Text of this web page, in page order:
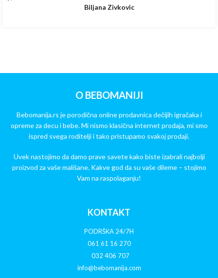
Biljana Zivkovic
O BEBOMANIJI
Bebomanija.rs je porodična online prodavnica dečijih igračaka i
opreme za decu i bebe. Mi nismo klasična internet prodaja, mi smo
ispred svega roditelji i tako pristupamo svakoj prodaji.
Uvek nastojimo da damo prave savete kako biste izabrali najbolji
proizvod za vaše mališane. Kakve god da su vaše dileme – stojimo
Vam na raspolaganju!
KONTAKT
PODRŠKA 24/7H
061 61 16 270
032 406 707
info@bebomanija.com